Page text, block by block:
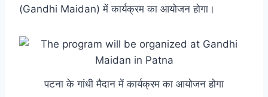
(Gandhi Maidan) में कार्यक्रम का आयोजन होगा।
पटना के गांधी मैदान में कार्यक्रम का आयोजन होगा